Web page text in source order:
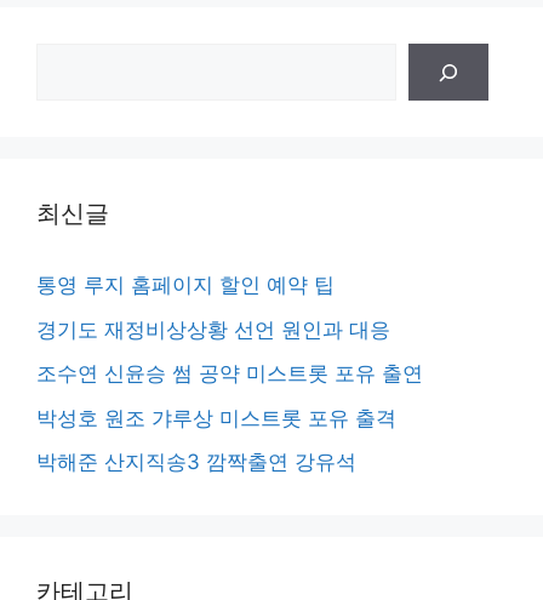
최신글
통영 루지 홈페이지 할인 예약 팁
경기도 재정비상상황 선언 원인과 대응
조수연 신윤승 썸 공약 미스트롯 포유 출연
박성호 원조 갸루상 미스트롯 포유 출격
박해준 산지직송3 깜짝출연 강유석
카테고리